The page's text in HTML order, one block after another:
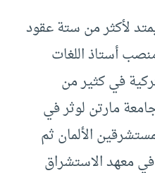
لأكثر من ستة عقود
أستاذ اللغات
في كثير من
مارتن لوثر في
الألمان ثم
معهد الاستشراق